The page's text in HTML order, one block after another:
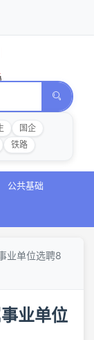
国企
铁路
公共基础
业单位选聘8
业单位